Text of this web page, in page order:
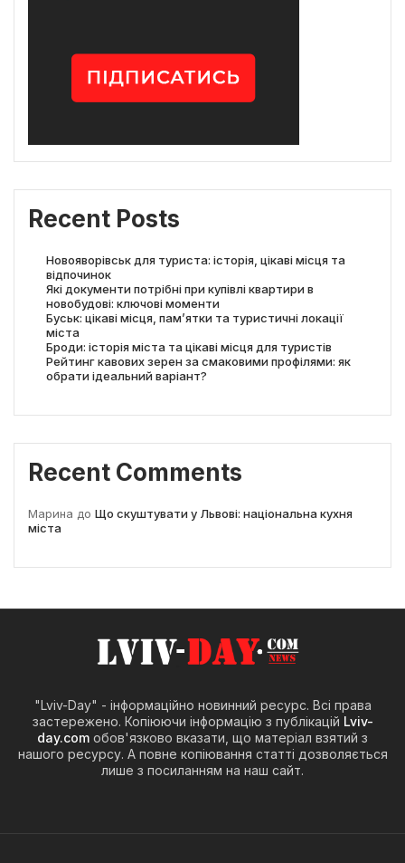
Recent Posts
Новояворівськ для туриста: історія, цікаві місця та
відпочинок
Які документи потрібні при купівлі квартири в
новобудові: ключові моменти
Буськ: цікаві місця, пам’ятки та туристичні локації
міста
Броди: історія міста та цікаві місця для туристів
Рейтинг кавових зерен за смаковими профілями: як
обрати ідеальний варіант?
Recent Comments
Марина до Що скуштувати у Львові: національна кухня
міста
"Lviv-Day" - інформаційно новинний ресурс. Всі права
застережено. Копіюючи інформацію з публікацій Lviv-
day.com обов'язково вказати, що матеріал взятий з
нашого ресурсу. А повне копіювання статті дозволяється
лише з посиланням на наш сайт.